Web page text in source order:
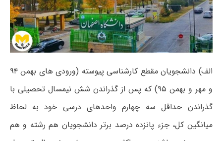
الف)
دانشجویان مقطع کارشناسی پیوسته (ورودی های بهمن ۹۴
و مهر و بهمن ۹۵) که پس از گذراندن شش نیمسال
تحصیلی با
گذراندن حداقل سه چهارم واحدهای درسی خود به لحاظ
میانگین کل،جزء پانزده درصد برتر دانشجویان هم رشته و هم